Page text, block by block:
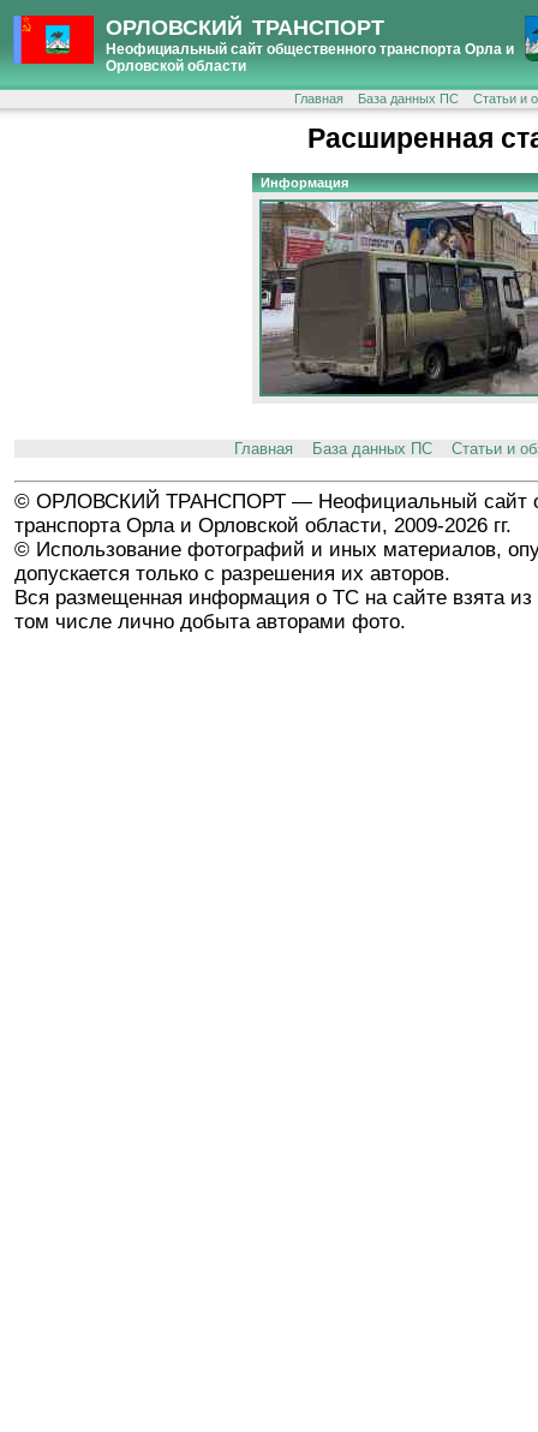
ОРЛОВСКИЙ ТРАНСПОРТ
Неофициальный сайт общественного транспорта Орла и
Орловской области
Главная База данных ПС Статьи и
Расширенная
Информация
Главная База данных ПС Статьи и
© ОРЛОВСКИЙ ТРАНСПОРТ — Неофициальный сайт
транспорта Орла и Орловской области, 2009-2026 гг.
© Использование фотографий и иных материалов,
допускается только с разрешения их авторов.
Вся размещенная информация о ТС на сайте взята из
том числе лично добыта авторами фото.